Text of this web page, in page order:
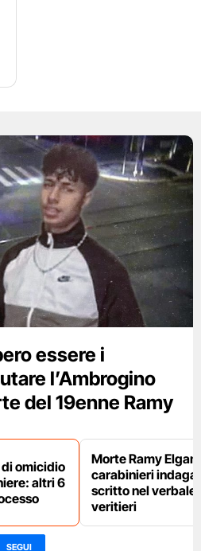
essere i
l’Ambrogino
del 19enne Ramy
omicidio
altri 6
Morte Ramy
carabinieri
scritto nel verbale
veritieri
SEGUI